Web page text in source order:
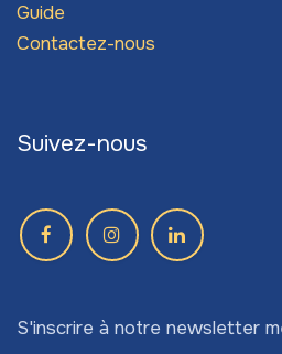
Guide
Contactez-nous
Suivez-nous
S'inscrire à notre newsletter